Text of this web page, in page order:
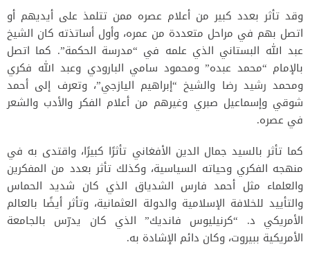
وقد تأثر بعدد كبير من أعلام عصره ممن تتلمذ على أيديهم أو
اتصل بهم في مراحل متعددة من عمره، وأول أساتذته كان الشيخ
عبد الله البستاني الذي علمه في “مدرسة الحكمة”. كما اتصل
بالإمام “محمد عبده” ومحمود سامي البارودي وعبد الله فكري
ومحمد رشيد رضا والشيخ “إبراهيم اليازجي”، وتعرف إلى أحمد
شوقي وإسماعيل صبري وغيرهم من أعلام الفكر والأدب والشعر
في عصره.
كما تأثر بالسيد جمال الدين الأفغاني تأثرًا كبيرًا، واقتدى به في
منهجه الفكري وحياته السياسية، وكذلك تأثر بعدد من المفكرين
والعلماء مثل أحمد فارس الشدياق الذي كان شديد الحماس
والتأييد للخلافة الإسلامية والدولة العثمانية، وتأثر أيضًا بالعالم
الأمريكي د. “كرنيليوس فانديك” الذي كان يدرّس بالجامعة
الأمريكية ببيروت، وكان دائم الإشادة به.